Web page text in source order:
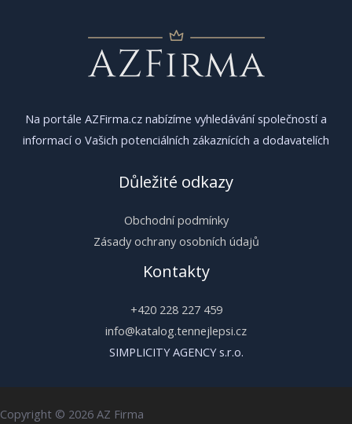
Na portále AZFirma.cz nabízíme vyhledávání společností a
informací o Vašich potenciálních zákaznících a dodavatelích
Důležité odkazy
Obchodní podmínky
Zásady ochrany osobních údajů
Kontakty
+420 228 227 459
info@katalog.tennejlepsi.cz
SIMPLICITY AGENCY s.r.o.
Copyright © 2026 AZ Firma